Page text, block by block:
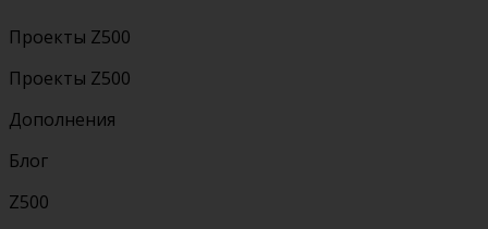
Проекты Z500
Проекты Z500
Дополнения
Блог
Z500